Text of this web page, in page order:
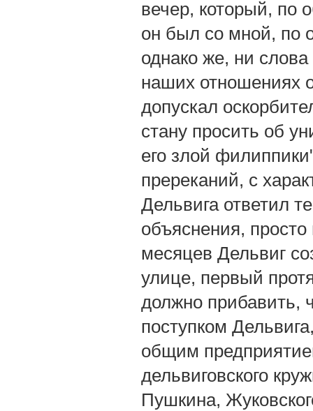
вечер, который, по
он был со мной, по
однако же, ни слова
наших отношениях
допускал
стану просить об
его злой
пререканий, с
Дельвига ответил
объяснения, просто
месяцев Дельвиг
улице, первый
должно прибавить,
поступком
общим
дельвиговского
Пушкина,